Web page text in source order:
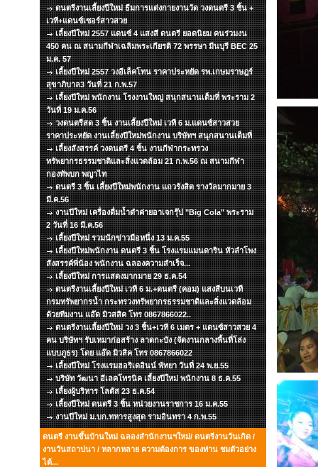
ดนตรีงานเลี้ยงปีใหม่ ธีมการแต่งกายงานวัด วงดนตรี 3 ชิ้น +
เวที+แดนซ์เซอร์สาวสวย
เลี้ยงปีใหม่ 2557 แดนซ์ 4 แสงสี ดนตรี ยอดนิยม คนร่วมงน
450 คน ณ สนามกีฬาเฉลิมพระเกียรติ 72 พรรษา มีนบุรี BEC 25
ม.ค. 57
เลี้ยงปีใหม่ 2557 วงอีเล็คโทน ราคาประหยัด รพ.เกษมราษฎร์
สุขาภิบาล3 วันที่ 21 ก.พ.57
เลี้ยงปีใหม่ พนักงาน โรงงานใหญ่ สนุกสนานเต็มที่ พระราม 2
วันที่ 19 ม.ค.56
วงดนตรีสด 3 ชิ้น งานเลี้ยงปีใหม่ เวที 6 ม.แดนซ์สาวสวย
ราคาประหยัด งานเลี้ยงปีใหม่พนักงาน บริษัทฯ สนุกสนานเต็มที่
เลี้ยงสังสรรค์ วงดนตรี 4 ชิ้น งานกีฬากระทรวง
ทรัพยากรธรรมชาติและสิ่งแวดล้อม 21 ก.พ.56 ณ สนามกีฬา
กองทัพบก พญาไท
ดนตรี 3 ชิ้น เลี้ยงปีใหม่พนักงาน แถวรังสิต รางวัลมากมาย 3
มี.ค.56
งานปีใหม่ เครื่องดื่มน้ำดำค่ายอาเจกรุ๊ป "Big Cola" พระราม
2 วันที่ 16 มี.ค.56
เลี้ยงปีใหม่ รวมนักข่าวมือหนึ่ง 13 ม.ค.55
เลี้ยงปีใหม่พนักงาน ดนตรี 3 ชิ้น โรงแรมแมนดาริน หัวลำโพง
สังสรรค์พี่น้อง พนักงาน ฉลองความสำเร็จ...
เลี้ยงปีใหม่ การแสดงมากมาย 29 ธ.ค.54
ดนตรีงานเลี้ยงปีใหม่ เวที 6 ม.+ดนตรี (คอม) แสงสีบนเวที
กรมทรัพยากรน้ำ กระทรวงทรัพยากรธรรมชาติและสิ่งแวดล้อม
ด้วยทีมงาน แอ๊ด มิวสสิค โทร 0867866022..
ดนตรีงานเลี้ยงปีใหม่ วง 3 ชิ้น+เวที 6 เมตร + แดนซ์สาวสวย 4
คน บริษัทฯ รับเหมาก่อสร้าง ลาดกะบัง (จัดงานกลางพื้นที่โล่ง
แบบภูธร) โดย แอ๊ด มิวสิค โทร 0867866022
เลี้ยงปีใหม่ โรงแรมฮอริเดอินน์ พัทยา วันที่ 24 พ.ย.55
บริษัท วัฒนา อีเลคโทรนิค เลี้ยงปีใหม่ พนักงาน 8 ธ.ค.55
เลี้ยงผู้บริหาร โลตัส 23 ธ.ค.54
เลี้ยงปีใหม่ ดนตรี 3 ชิ้น หน่วยงานราชการ 16 ม.ค.55
งานปีใหม่ ม.บก.ทหารสูงสุด รามอินทรา 4 ก.พ.55
ดนตรี งานขึ้นบ้านใหม่ ฉลองสำนักงานฯใหม่/ ดนตรีงานวันเกิด /
งานวันสถาปนา / หลากหลาย ความต้องการ ของท่าน ชมตัวอย่าง
ได้...